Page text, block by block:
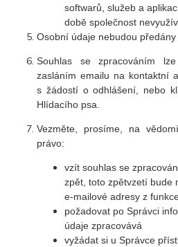
softwarů, služeb a
době společnost
Osobní údaje nebudou
Souhlas se zpracováním
zasláním emailu na kontaktní
s žádostí o odhlášení, nebo
Hlídacího psa.
Vezměte, prosíme, na
právo:
vzít souhlas se
zpět, toto zpětvzetí bude
e-mailové adresy z
požadovat po Správci
údaje zpracovává
vyžádat si u Správce